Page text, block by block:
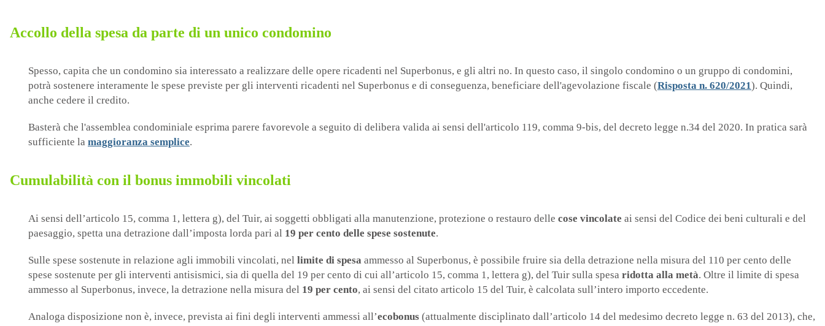
Accollo della spesa da parte di un unico condomino
Spesso, capita che un condomino sia interessato a realizzare delle opere ricadenti nel Superbonus, e gli altri no. In questo caso, il singolo condomino o un gruppo di condomini,
potrà sostenere interamente le spese previste per gli interventi ricadenti nel Superbonus e di conseguenza, beneficiare dell'agevolazione fiscale (Risposta n. 620/2021). Quindi,
anche cedere il credito.
Basterà che l'assemblea condominiale esprima parere favorevole a seguito di delibera valida ai sensi dell'articolo 119, comma 9-bis, del decreto legge n.34 del 2020. In pratica sarà
sufficiente la maggioranza semplice.
Cumulabilità con il bonus immobili vincolati
Ai sensi dell’articolo 15, comma 1, lettera g), del Tuir, ai soggetti obbligati alla manutenzione, protezione o restauro delle cose vincolate ai sensi del Codice dei beni culturali e del
paesaggio, spetta una detrazione dall’imposta lorda pari al 19 per cento delle spese sostenute.
Sulle spese sostenute in relazione agli immobili vincolati, nel limite di spesa ammesso al Superbonus, è possibile fruire sia della detrazione nella misura del 110 per cento delle
spese sostenute per gli interventi antisismici, sia di quella del 19 per cento di cui all’articolo 15, comma 1, lettera g), del Tuir sulla spesa ridotta alla metà. Oltre il limite di spesa
ammesso al Superbonus, invece, la detrazione nella misura del 19 per cento, ai sensi del citato articolo 15 del Tuir, è calcolata sull’intero importo eccedente.
Analoga disposizione non è, invece, prevista ai fini degli interventi ammessi all’ecobonus (attualmente disciplinato dall’articolo 14 del medesimo decreto legge n. 63 del 2013), che,